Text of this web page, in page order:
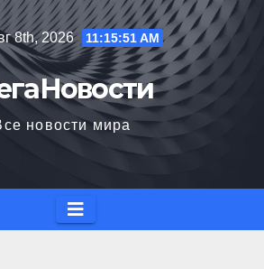
8th, 2026 11:15:52 AM
новости мира